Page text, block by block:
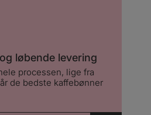
løbende levering
processen, lige fra
de bedste kaffebønner